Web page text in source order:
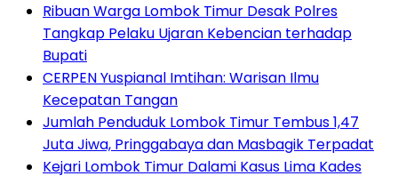
Ribuan Warga Lombok Timur Desak Polres
Tangkap Pelaku Ujaran Kebencian terhadap
Bupati
CERPEN Yuspianal Imtihan: Warisan Ilmu
Kecepatan Tangan
Jumlah Penduduk Lombok Timur Tembus 1,47
Juta Jiwa, Pringgabaya dan Masbagik Terpadat
Kejari Lombok Timur Dalami Kasus Lima Kades